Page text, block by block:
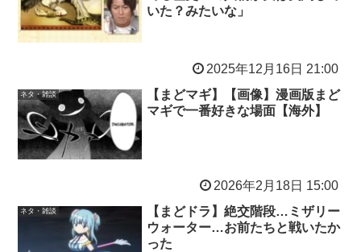
いた？みたいな」
2025年12月16日 21:00
ネタ・雑談
【まどマギ】【画像】漫画版まど
マギで一番好きな場面【海外】
2026年2月18日 15:00
ネタ・雑談
【まどドラ】絶交階段…ミザリー
ウォーター…お前たちと戦いたか
った